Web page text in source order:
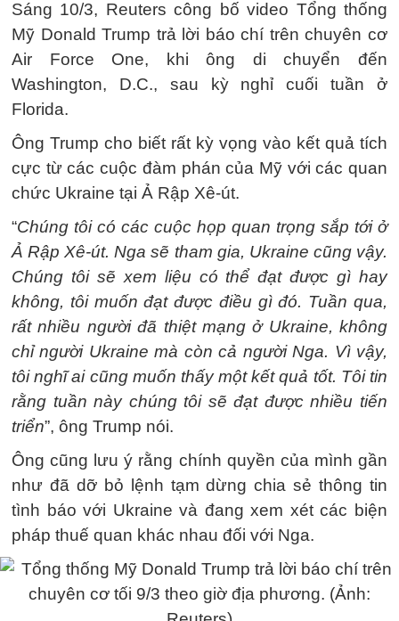
Sáng 10/3, Reuters công bố video Tổng thống
Mỹ Donald Trump trả lời báo chí trên chuyên cơ
Air Force One, khi ông di chuyển đến
Washington, D.C., sau kỳ nghỉ cuối tuần ở
Florida.
Ông Trump cho biết rất kỳ vọng vào kết quả tích
cực từ các cuộc đàm phán của Mỹ với các quan
chức Ukraine tại Ả Rập Xê-út.
“Chúng tôi có các cuộc họp quan trọng sắp tới ở
Ả Rập Xê-út. Nga sẽ tham gia, Ukraine cũng vậy.
Chúng tôi sẽ xem liệu có thể đạt được gì hay
không, tôi muốn đạt được điều gì đó. Tuần qua,
rất nhiều người đã thiệt mạng ở Ukraine, không
chỉ người Ukraine mà còn cả người Nga. Vì vậy,
tôi nghĩ ai cũng muốn thấy một kết quả tốt. Tôi tin
rằng tuần này chúng tôi sẽ đạt được nhiều tiến
triển”, ông Trump nói.
Ông cũng lưu ý rằng chính quyền của mình gần
như đã dỡ bỏ lệnh tạm dừng chia sẻ thông tin
tình báo với Ukraine và đang xem xét các biện
pháp thuế quan khác nhau đối với Nga.